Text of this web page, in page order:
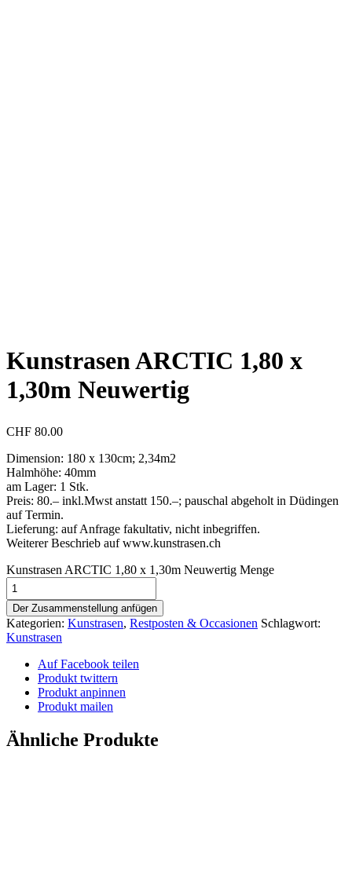
Kunstrasen ARCTIC 1,80 x
1,30m Neuwertig
CHF 80.00
Dimension: 180 x 130cm; 2,34m2
Halmhöhe: 40mm
am Lager: 1 Stk.
Preis: 80.– inkl.Mwst anstatt 150.–; pauschal abgeholt in Düdingen
auf Termin.
Lieferung: auf Anfrage fakultativ, nicht inbegriffen.
Weiterer Beschrieb auf www.kunstrasen.ch
Kunstrasen ARCTIC 1,80 x 1,30m Neuwertig Menge
Der Zusammenstellung anfügen
Kategorien: Kunstrasen, Restposten & Occasionen Schlagwort:
Kunstrasen
Auf Facebook teilen
Produkt twittern
Produkt anpinnen
Produkt mailen
Ähnliche Produkte